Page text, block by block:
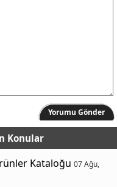
Yorumu Gönder
Konular
Kataloğu 07 Ağu,